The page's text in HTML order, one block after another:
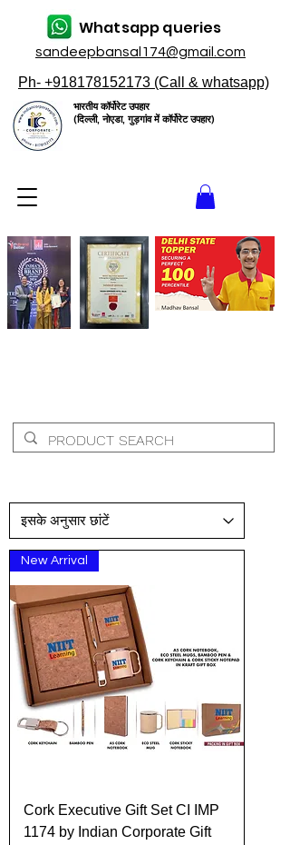
sandeepbansal174@gmail.com
Whatsapp queries
Ph- +918178152173 (Call & whatsapp)
भारतीय कॉर्पोरेट उपहार
(दिल्ली, नोएडा, गुड़गांव में कॉर्पोरेट उपहार)
New Arrival
Cork Executive Gift Set CI IMP
1174 by Indian Corporate Gift